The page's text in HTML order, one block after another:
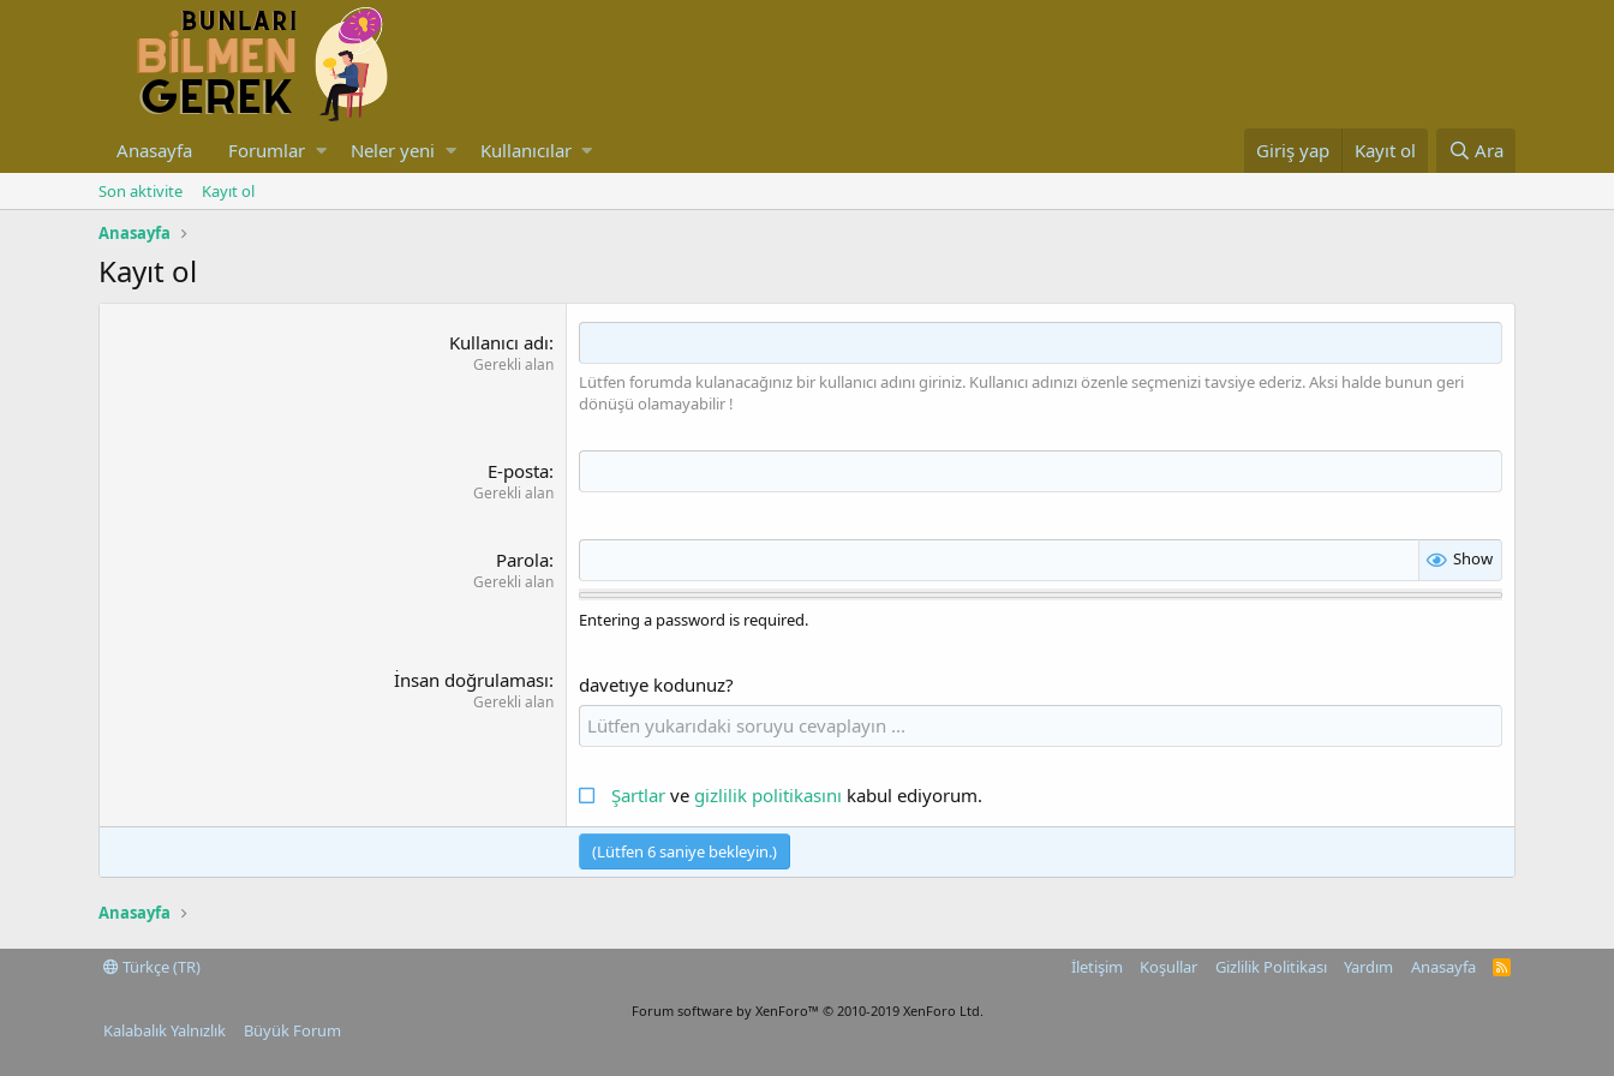
Anasayfa Forumlar Neler yeni Kullanıcılar Giriş yap Kayıt ol Ara
Son aktivite
Kayıt ol
Anasayfa
Kayıt ol
Kullanıcı adı
Gerekli alan
Lütfen forumda kulanacağınız bir kullanıcı adını giriniz. Kullanıcı adınızı özenle seçmenizi tavsiye ederiz. Aksi halde bunun geri
dönüşü olamayabilir !
E-posta
Gerekli alan
Parola
Gerekli alan
Show
Entering a password is required.
İnsan doğrulaması
Gerekli alan
davetıye kodunuz?
Şartlar ve gizlilik politikasını kabul ediyorum.
(Lütfen 6saniye bekleyin.)
Anasayfa
Türkçe (TR) İletişim Koşullar Gizlilik Politikası Yardım Anasayfa
R
Forum software by XenForo™ © 2010-2019 XenForo Ltd.
Kalabalık Yalnızlık Büyük Forum